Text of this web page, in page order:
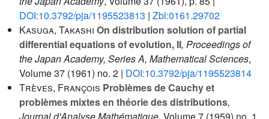
DOI:10.3792/pja/1195523813 | Zbl:0161.29702
Kasuga, Takashi On distribution solution of partial
differential equations of evolution, II, Proceedings of
the Japan Academy, Series A, Mathematical Sciences,
Volume 37 (1961) no. 2 | DOI:10.3792/pja/1195523814
Trèves, François Problèmes de Cauchy et
problèmes mixtes en théorie des distributions,